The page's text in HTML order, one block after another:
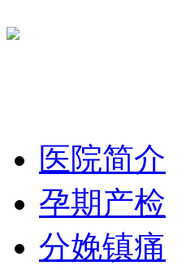
医院简介
孕期产检
分娩镇痛